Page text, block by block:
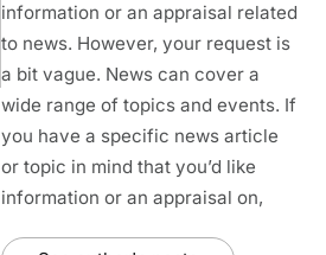
information or an appraisal related
to news. However, your request is
a bit vague. News can cover a
wide range of topics and events. If
you have a specific news article
or topic in mind that you’d like
information or an appraisal on,